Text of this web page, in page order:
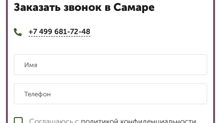
Заказать звонок в Самаре
+7 499 681-72-48